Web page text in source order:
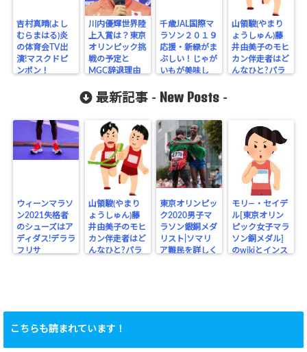
吉村真晴(よし
むらまはる)炎
の体育会TV出
演!マスクドピ
ンポン！
川内優輝世界陸
上入賞は？東京
オリンピック挑
戦の予定と
MGC辞退理由
千歳JAL国際マ
ラソン２０１９
応援・新緑がま
ぶしい！じゃが
いもが美味し
山領駿(やまり
ょうしゅん)藤
井由美子のモヒ
カン伴走者はど
んなひと?パラ
最新記事 - New Posts -
ウィーンマラソ
ン2021失格者
のシューズはア
ディダス!デララ
フリサ
山領駿(やまり
ょうしゅん)藤
井由美子のモヒ
カン伴走者はど
んなひと?パラ
東京オリンピッ
ク2020男子マ
ラソン銀銅メダ
リスト|ソマリ
ア難民を詳しく
モリ―・セイデ
ル[東京オリン
ピック女子マラ
ソン銅メダル]
のwikiとインス
こちらも読まれています！